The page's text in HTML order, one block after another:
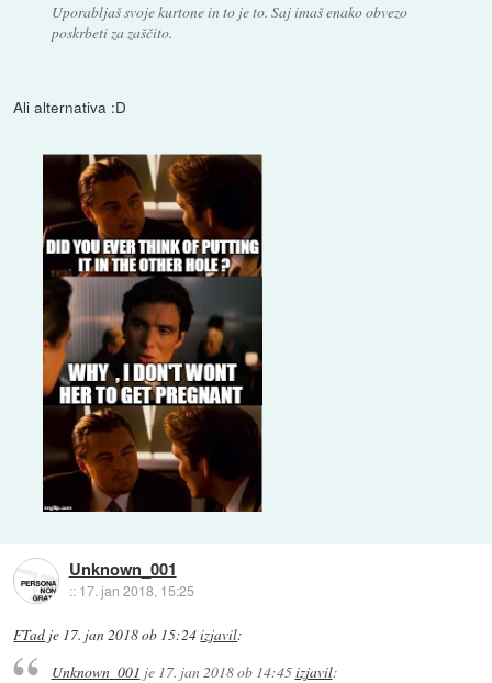
Uporabljaš svoje kurtone in to je to. Saj imaš enako obvezo
poskrbeti za zaščito.
Ali alternativa :D
Unknown_001
:: 17. jan 2018, 15:25
FTad je 17. jan 2018 ob 15:24izjavil:
Unknown_001 je 17. jan 2018 ob 14:45izjavil: